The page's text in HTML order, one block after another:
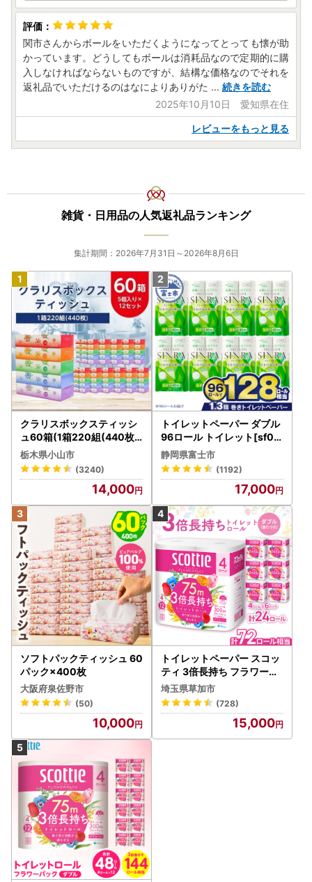
関市さんからボールをいただくようになってとっても懐が助
かっています。どうしてもボールは消耗品なので定期的に購
入しなければならないものですが、結構な価格なのでそれを
返礼品でいただけるのはなによりありがた ... 続きを読む
2025年10月10日 愛知県在住
レビューをもっと見る
雑貨・日用品の人気返礼品ランキング
集計期間：2026年7月31日～2026年8月6日
クラリスボックスティッシ
ュ60箱(1箱220組(440枚))
(5個入り×12セット)【配送
不可地域：離島・沖縄県】
【1256759】
栃木県小山市
(3240)
14,000
トイレットペーパー ダブル
96ロール トイレット[sf00
1-012]
静岡県富士市
(1192)
17,000
ソフトパックティッシュ 60
パック×400枚
大阪府泉佐野市
(50)
10,000
トイレットペーパー スコッ
ティ 3倍長持ち フラワーパ
ック 4ロール×6P
埼玉県草加市
(728)
15,000